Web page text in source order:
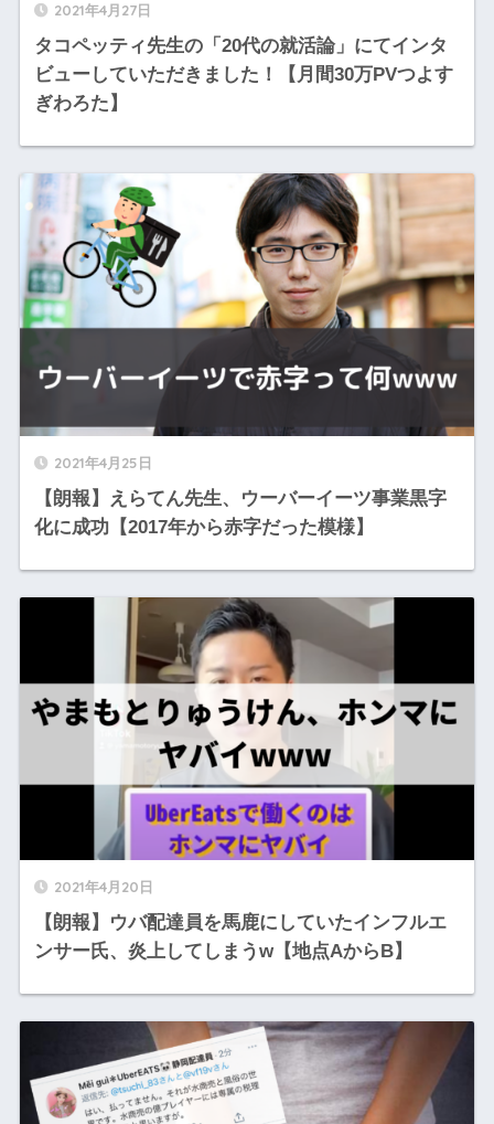
2021年4月27日
タコペッティ先生の「20代の就活論」にてインタ
ビューしていただきました！【月間30万PVつよす
ぎわろた】
2021年4月25日
【朗報】えらてん先生、ウーバーイーツ事業黒字
化に成功【2017年から赤字だった模様】
2021年4月20日
【朗報】ウバ配達員を馬鹿にしていたインフルエ
ンサー氏、炎上してしまうw【地点AからB】